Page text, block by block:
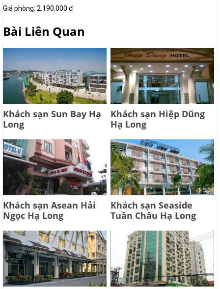
Giá phòng: 2.190.000 đ
Bài Liên Quan
Khách sạn Sun Bay Hạ
Long
Khách sạn Hiệp Dũng
Hạ Long
Khách sạn Asean Hải
Ngọc Hạ Long
Khách sạn Seaside
Tuần Châu Hạ Long